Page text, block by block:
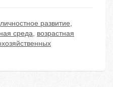
личностное развитие,
среда, возрастная